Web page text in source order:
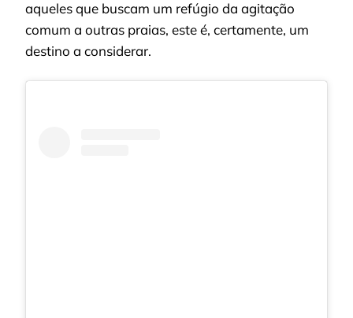
aqueles que buscam um refúgio da agitação
comum a outras praias, este é, certamente, um
destino a considerar.